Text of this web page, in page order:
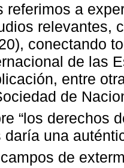
referimos a
relevantes,
conectando
de las
entre
de
“los derechos
daría una
de